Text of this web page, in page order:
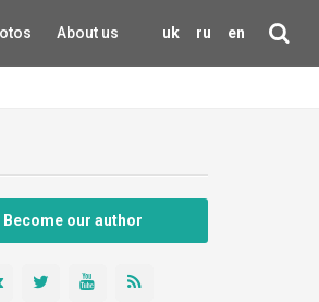
uk ru en
About us
Become our author